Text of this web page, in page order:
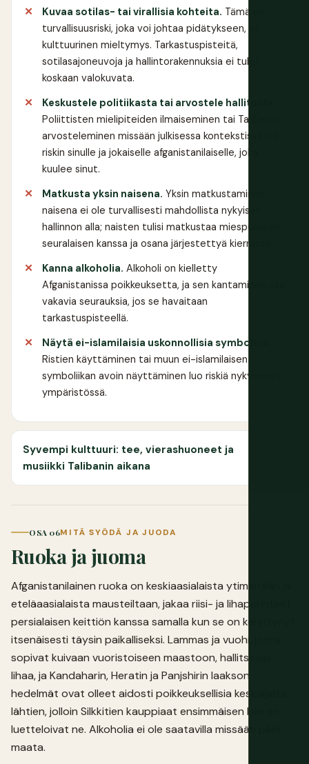
Kuvaa sotilas- tai virallisia kohteita. Tämä on
turvallisuusriski, joka voi johtaa pidätykseen, ei
kulttuurinen mieltymys. Tarkastuspisteitä,
sotilasajoneuvoja ja hallintorakennuksia ei tulisi
koskaan valokuvata.
Keskustele politiikasta tai arvostele hallitusta.
Poliittisten mielipiteiden ilmaiseminen tai Talibanin
arvosteleminen missään julkisessa kontekstissa luo
riskin sinulle ja jokaiselle afganistanilaiselle, joka
kuulee sinut.
Matkusta yksin naisena. Yksin matkustaminen
naisena ei ole turvallisesti mahdollista nykyisen
hallinnon alla; naisten tulisi matkustaa miespuolisen
seuralaisen kanssa ja osana järjestettyä kierrosta.
Kanna alkoholia. Alkoholi on kielletty
Afganistanissa poikkeuksetta, ja sen kantaminen saa
vakavia seurauksia, jos se havaitaan
tarkastuspisteellä.
Näytä ei-islamilaisia uskonnollisia symboleja.
Ristien käyttäminen tai muun ei-islamilaisen
symboliikan avoin näyttäminen luo riskiä nykyisessä
ympäristössä.
Syvempi kulttuuri: tee, vierashuoneet ja
musiikki Talibanin aikana
OSA 06MITÄ SYÖDÄ JA JUODA
Ruoka ja juoma
Afganistanilainen ruoka on keskiaasialaista ytimeltään ja
eteläaasialaista mausteiltaan, jakaa riisi- ja lihaperinteet
persialaisen keittiön kanssa samalla kun se on kehittynyt
itsenäisesti täysin paikalliseksi. Lammas ja vuohi, jotka
sopivat kuivaan vuoristoiseen maastoon, hallitsevat
lihaa, ja Kandaharin, Heratin ja Panjshirin laakson
hedelmät ovat olleet aidosti poikkeuksellisia keskiajalta
lähtien, jolloin Silkkitien kauppiaat ensimmäisen kerran
luetteloivat ne. Alkoholia ei ole saatavilla missään päin
maata.